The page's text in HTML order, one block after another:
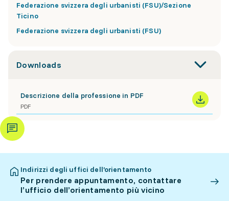
Federazione svizzera degli urbanisti (FSU)/Sezione
Ticino
Federazione svizzera degli urbanisti (FSU)
Downloads
Descrizione della professione in PDF
PDF
Indirizzi degli uffici dell’orientamento
Per prendere appuntamento, contattare
l’ufficio dell’orientamento più vicino